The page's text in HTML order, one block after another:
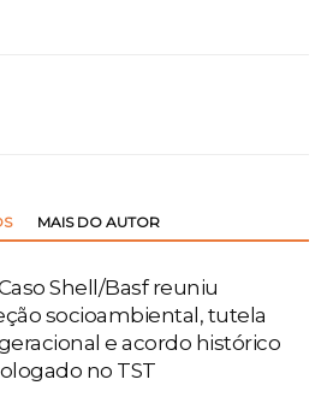
MAIS DO AUTOR
Shell/Basf reuniu
socioambiental, tutela
e acordo histórico
no TST